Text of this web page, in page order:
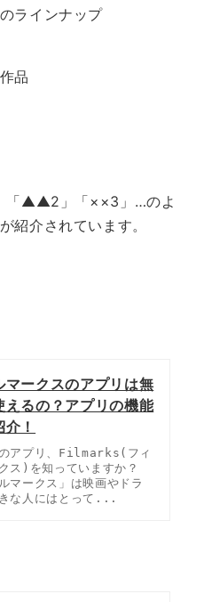
ラインナップ
品
「▲▲2」「××3」…のよ
紹介されています。
マークスのアプリは無
えるの？アプリの機能
！
アプリ、Filmarks(フィ
ス)を知っていますか？
ルマークス」は映画やドラ
な人にはとって...